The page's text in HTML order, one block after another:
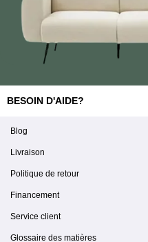
BESOIN D'AIDE?
Blog
Livraison
Politique de retour
Financement
Service client
Glossaire des matières